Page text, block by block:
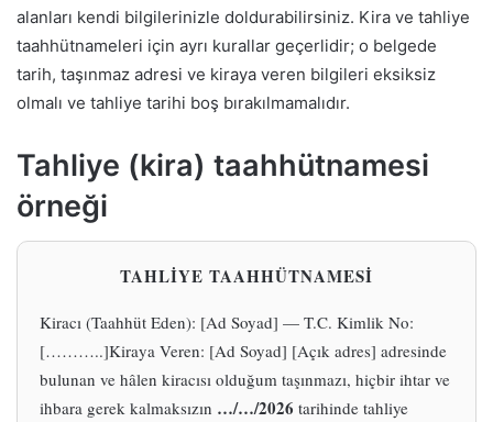
alanları kendi bilgilerinizle doldurabilirsiniz. Kira ve tahliye
taahhütnameleri için ayrı kurallar geçerlidir; o belgede
tarih, taşınmaz adresi ve kiraya veren bilgileri eksiksiz
olmalı ve tahliye tarihi boş bırakılmamalıdır.
Tahliye (kira) taahhütnamesi
örneği
TAHLİYE TAAHHÜTNAMESİ
Kiracı (Taahhüt Eden): [Ad Soyad] — T.C. Kimlik No:
[………..]Kiraya Veren: [Ad Soyad] [Açık adres] adresinde
bulunan ve hâlen kiracısı olduğum taşınmazı, hiçbir ihtar ve
ihbara gerek kalmaksızın …/…/2026 tarihinde tahliye